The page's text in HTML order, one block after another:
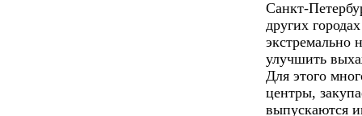
Санкт-
других
экстремально
улучшить
Для этого
центры,
выпускаются